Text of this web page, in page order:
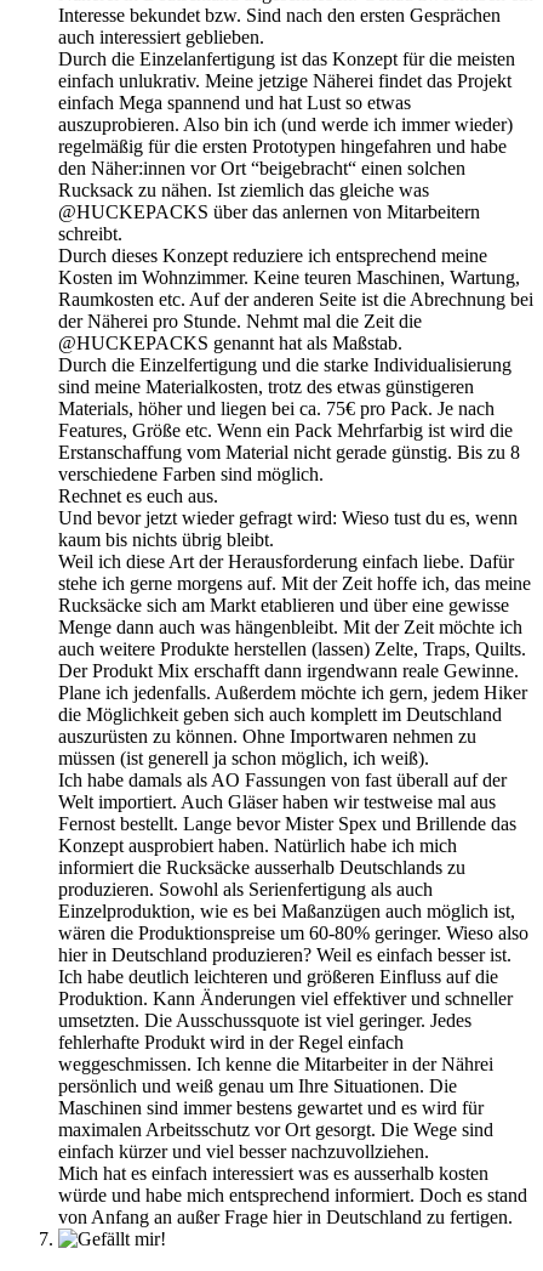
Interesse bekundet bzw. Sind nach den ersten Gesprächen
auch interessiert geblieben.
Durch die Einzelanfertigung ist das Konzept für die meisten
einfach unlukrativ. Meine jetzige Näherei findet das Projekt
einfach Mega spannend und hat Lust so etwas
auszuprobieren. Also bin ich (und werde ich immer wieder)
regelmäßig für die ersten Prototypen hingefahren und habe
den Näher:innen vor Ort “beigebracht“ einen solchen
Rucksack zu nähen. Ist ziemlich das gleiche was
@HUCKEPACKS über das anlernen von Mitarbeitern
schreibt.
Durch dieses Konzept reduziere ich entsprechend meine
Kosten im Wohnzimmer. Keine teuren Maschinen, Wartung,
Raumkosten etc. Auf der anderen Seite ist die Abrechnung bei
der Näherei pro Stunde. Nehmt mal die Zeit die
@HUCKEPACKS genannt hat als Maßstab.
Durch die Einzelfertigung und die starke Individualisierung
sind meine Materialkosten, trotz des etwas günstigeren
Materials, höher und liegen bei ca. 75€ pro Pack. Je nach
Features, Größe etc. Wenn ein Pack Mehrfarbig ist wird die
Erstanschaffung vom Material nicht gerade günstig. Bis zu 8
verschiedene Farben sind möglich.
Rechnet es euch aus.
Und bevor jetzt wieder gefragt wird: Wieso tust du es, wenn
kaum bis nichts übrig bleibt.
Weil ich diese Art der Herausforderung einfach liebe. Dafür
stehe ich gerne morgens auf. Mit der Zeit hoffe ich, das meine
Rucksäcke sich am Markt etablieren und über eine gewisse
Menge dann auch was hängenbleibt. Mit der Zeit möchte ich
auch weitere Produkte herstellen (lassen) Zelte, Traps, Quilts.
Der Produkt Mix erschafft dann irgendwann reale Gewinne.
Plane ich jedenfalls. Außerdem möchte ich gern, jedem Hiker
die Möglichkeit geben sich auch komplett im Deutschland
auszurüsten zu können. Ohne Importwaren nehmen zu
müssen (ist generell ja schon möglich, ich weiß).
Ich habe damals als AO Fassungen von fast überall auf der
Welt importiert. Auch Gläser haben wir testweise mal aus
Fernost bestellt. Lange bevor Mister Spex und Brillende das
Konzept ausprobiert haben. Natürlich habe ich mich
informiert die Rucksäcke ausserhalb Deutschlands zu
produzieren. Sowohl als Serienfertigung als auch
Einzelproduktion, wie es bei Maßanzügen auch möglich ist,
wären die Produktionspreise um 60-80% geringer. Wieso also
hier in Deutschland produzieren? Weil es einfach besser ist.
Ich habe deutlich leichteren und größeren Einfluss auf die
Produktion. Kann Änderungen viel effektiver und schneller
umsetzten. Die Ausschussquote ist viel geringer. Jedes
fehlerhafte Produkt wird in der Regel einfach
weggeschmissen. Ich kenne die Mitarbeiter in der Nährei
persönlich und weiß genau um Ihre Situationen. Die
Maschinen sind immer bestens gewartet und es wird für
maximalen Arbeitsschutz vor Ort gesorgt. Die Wege sind
einfach kürzer und viel besser nachzuvollziehen.
Mich hat es einfach interessiert was es ausserhalb kosten
würde und habe mich entsprechend informiert. Doch es stand
von Anfang an außer Frage hier in Deutschland zu fertigen.